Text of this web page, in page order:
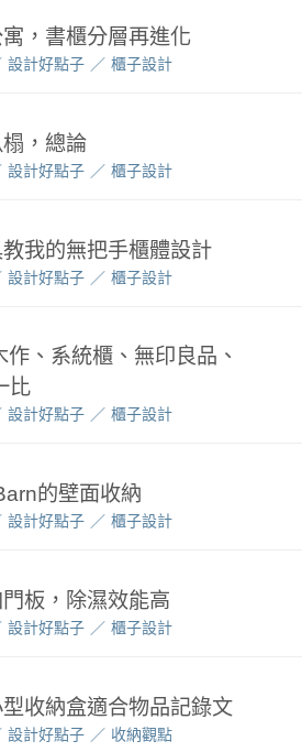
，書櫃分層再進化
設計好點子 櫃子設計
，總論
設計好點子 櫃子設計
我的無把手櫃體設計
設計好點子 櫃子設計
作、系統櫃、無印良品、
比
設計好點子 櫃子設計
的壁面收納
設計好點子 櫃子設計
板，除濕效能高
設計好點子 櫃子設計
收納盒適合物品記錄文
設計好點子 收納觀點